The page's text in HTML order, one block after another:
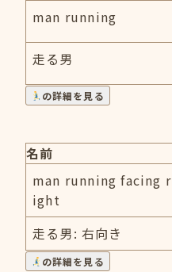
man running
走る男
の詳細を見る
名前
man running facing r
ight
走る男: 右向き
の詳細を見る